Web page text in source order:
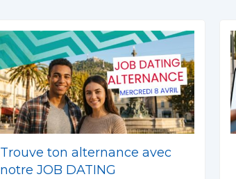
Trouve ton alternance avec
notre JOB DATING